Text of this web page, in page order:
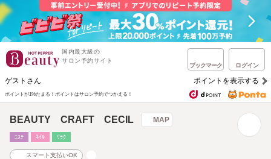
国内最大級の
サロン予約サイト
ブックマーク ログイン
ゲストさん ポイントを表示する
ポイントが1%たまる！ ポイントはサロン予約でつかえる！
BEAUTY CRAFT CECIL MAP
ｴｽﾃ ﾈｲﾙ ﾘﾗｸ
スマート支払いOK